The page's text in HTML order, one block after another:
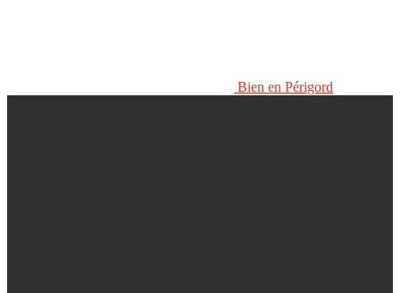
Bien en Périgord